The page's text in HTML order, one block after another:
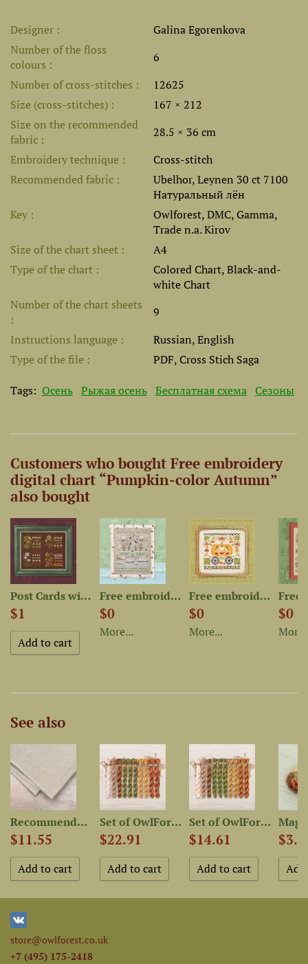
Designer
Galina Egorenkova
Number of the floss
colours
6
Number of cross-stitches
12625
Size (cross-stitches)
167 × 212
Size on the recommended
fabric
28.5 × 36 cm
Embroidery technique
Cross-stitch
Recommended fabric
Ubelhor, Leynen 30 ct 7100
Натуральный лён
Key
Owlforest, DMC, Gamma,
Trade n.a. Kirov
Size of the chart sheet
A4
Type of the chart
Colored Chart, Black-and-
white Chart
Number of the chart sheets
9
Instructions language
Russian, English
Type of the file
PDF, Cross Stich Saga
Tags: Осень Рыжая осень Бесплатная схема Сезоны
Customers who bought Free embroidery
digital chart “Pumpkin-color Autumn”
also bought
Post Cards with patterns...
$1
Free embroidery digital...
$0
More...
Free embroidery digital...
$0
More...
$0
See also
Recommended Fabric for...
$11.55
Set of OwlForest Hand-Dyed...
$22.91
Set of OwlForest Hand-Dyed...
$14.61
store@owlforest.co.uk
+7 (495) 175-2418